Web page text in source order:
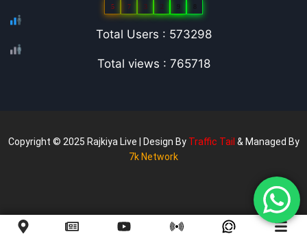
5 7 3
Total Users : 573298
Total views : 765718
Copyright © 2025 Rajkiya Live | Design By Traffic Tail & Managed By
7k Network